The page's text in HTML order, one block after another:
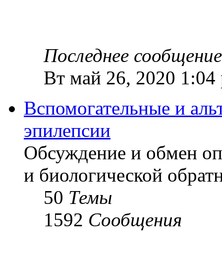
Последнее сообщение
Вт май 26, 2020 1:04
Вспомогательные и
эпилепсии
Обсуждение и обмен
и биологической
50 Темы
1592 Сообщения